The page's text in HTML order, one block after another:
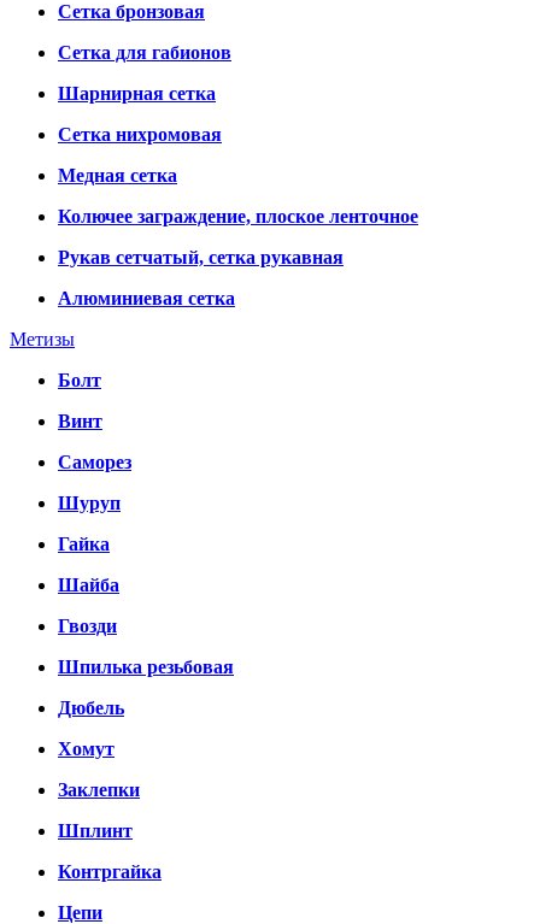
Сетка бронзовая
Сетка для габионов
Шарнирная сетка
Сетка нихромовая
Медная сетка
Колючее заграждение, плоское ленточное
Рукав сетчатый, сетка рукавная
Алюминиевая сетка
Метизы
Болт
Винт
Саморез
Шуруп
Гайка
Шайба
Гвозди
Шпилька резьбовая
Дюбель
Хомут
Заклепки
Шплинт
Контргайка
Цепи